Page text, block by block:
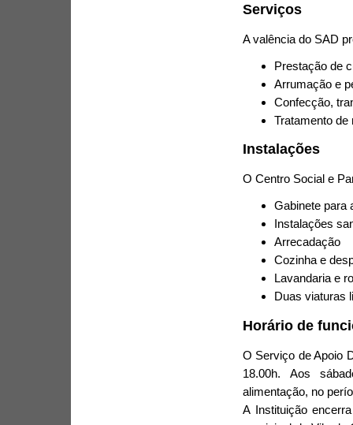
Serviços
A valência do SAD
Prestação de
Arrumação e
Confecção,
Tratamento de
Instalações
O Centro Social e
Gabinete para
Instalações
Arrecadação
Cozinha e
Lavandaria e
Duas viaturas
Horário de
O Serviço de Apoio
18.00h. Aos
alimentação, no
A Instituição